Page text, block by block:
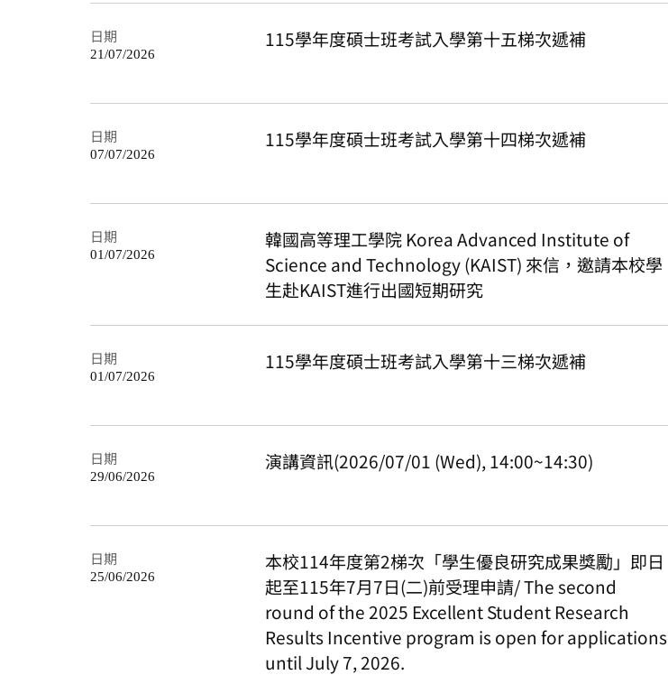
日期
21/07/2026
115學年度碩士班考試入學第十五梯次遞補
日期
07/07/2026
115學年度碩士班考試入學第十四梯次遞補
日期
01/07/2026
韓國高等理工學院 Korea Advanced Institute of
Science and Technology (KAIST) 來信，邀請本校學
生赴KAIST進行出國短期研究
日期
01/07/2026
115學年度碩士班考試入學第十三梯次遞補
日期
29/06/2026
演講資訊(2026/07/01 (Wed), 14:00~14:30)
日期
25/06/2026
本校114年度第2梯次「學生優良研究成果獎勵」即日
起至115年7月7日(二)前受理申請/ The second
round of the 2025 Excellent Student Research
Results Incentive program is open for applications
until July 7, 2026.